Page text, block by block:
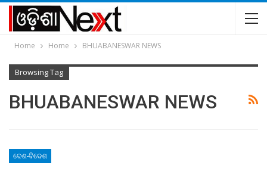
Home Home BHUABANESWAR NEWS
Browsing Tag
BHUABANESWAR NEWS
ଦେଶ-ବିଦେଶ